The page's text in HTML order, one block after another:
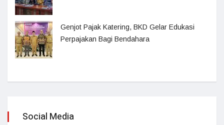
Genjot Pajak Katering, BKD Gelar Edukasi
Perpajakan Bagi Bendahara
Social Media